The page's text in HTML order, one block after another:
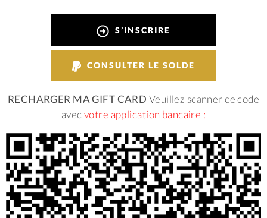
S’INSCRIRE
CONSULTER LE SOLDE
RECHARGER MA GIFT CARD Veuillez scanner ce code
avecvotre application bancaire :